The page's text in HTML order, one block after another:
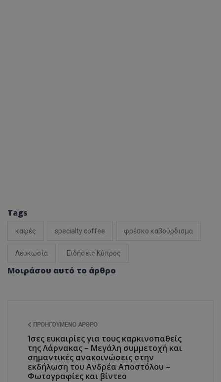
Tags
καφές specialty coffee φρέσκο καβούρδισμα
Λευκωσία Ειδήσεις Κύπρος
Μοιράσου αυτό το άρθρο
ΠΡΟΗΓΟΎΜΕΝΟ ΆΡΘΡΟ
Ίσες ευκαιρίες για τους καρκινοπαθείς
της Λάρνακας – Μεγάλη συμμετοχή και
σημαντικές ανακοινώσεις στην
εκδήλωση του Ανδρέα Αποστόλου –
Φωτογραφίες και βίντεο